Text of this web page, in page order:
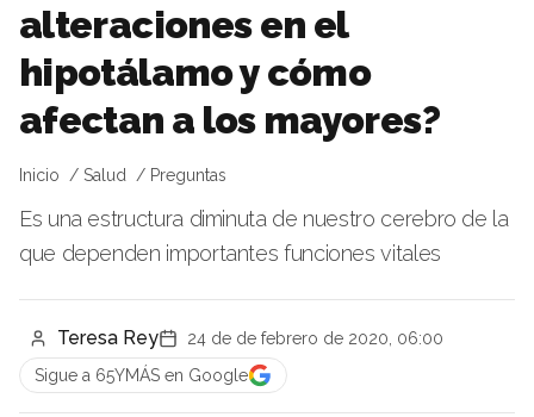
alteraciones en el
hipotálamo y cómo
afectan a los mayores?
Inicio Salud Preguntas
Es una estructura diminuta de nuestro cerebro de la
que dependen importantes funciones vitales
Teresa Rey
24 de de febrero de 2020, 06:00
Sigue a 65YMÁS en Google